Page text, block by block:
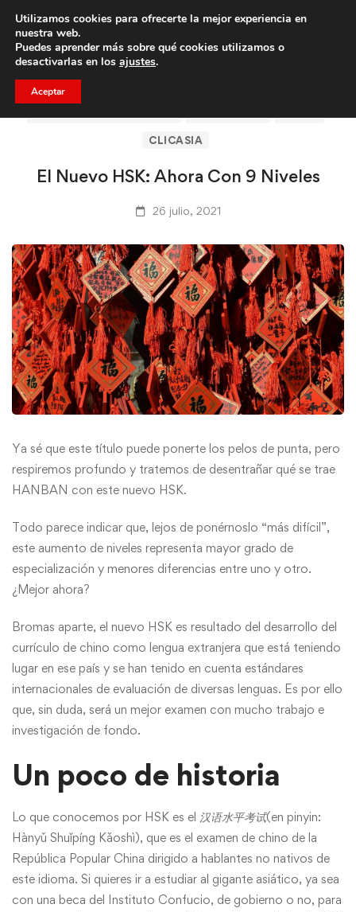
Trae a un amigo y llevaos un total de 75€ de descuento.
CLICASIA
El Nuevo HSK: Ahora Con 9 Niveles
26 julio, 2021
Ya sé que este título puede ponerte los pelos de punta, pero
respiremos profundo y tratemos de desentrañar qué se trae
HANBAN con este nuevo HSK.
Todo parece indicar que, lejos de ponérnoslo “más difícil”,
este aumento de niveles representa mayor grado de
especialización y menores diferencias entre uno y otro.
¿Mejor ahora?
Bromas aparte, el nuevo HSK es resultado del desarrollo del
currículo de chino como lengua extranjera que está teniendo
lugar en ese país y se han tenido en cuenta estándares
internacionales de evaluación de diversas lenguas. Es por ello
que, sin duda, será un mejor examen con mucho trabajo e
investigación de fondo.
Un poco de historia
Lo que conocemos por HSK es el 汉语水平考试(en pinyin:
Hànyǔ Shuǐpíng Kǎoshì), que es el examen de chino de la
República Popular China dirigido a hablantes no nativos de
este idioma. Si quieres ir a estudiar al gigante asiático, ya sea
con una beca del Instituto Confucio, de gobierno o no, para
Utilizamos cookies para ofrecerte la mejor experiencia en
nuestra web.
Puedes aprender más sobre qué cookies utilizamos o
desactivarlas en los ajustes.
Aceptar